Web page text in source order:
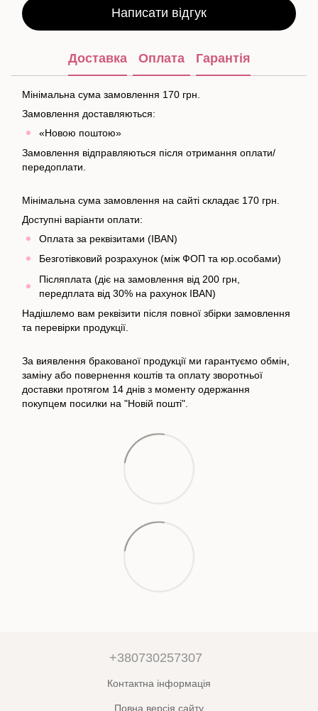
Написати відгук
Доставка Оплата Гарантія
Мінімальна сума замовлення 170 грн.
Замовлення доставляються:
«Новою поштою»
Замовлення відправляються після отримання оплати/
передоплати.
Мінімальна сума замовлення на сайті складає 170 грн.
Доступні варіанти оплати:
Оплата за реквізитами (IBAN)
Безготівковий розрахунок (між ФОП та юр.особами)
Післяплата (діє на замовлення від 200 грн,
передплата від 30% на рахунок IBAN)
Надішлемо вам реквізити після повної збірки замовлення
та перевірки продукції.
За виявлення бракованої продукції ми гарантуємо обмін,
заміну або повернення коштів та оплату зворотньої
доставки протягом 14 днів з моменту одержання
покупцем посилки на "Новій пошті".
+380730257307
Контактна інформація
Повна версія сайту